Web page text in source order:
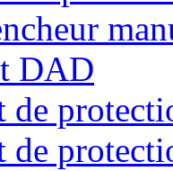
DAD
de
de